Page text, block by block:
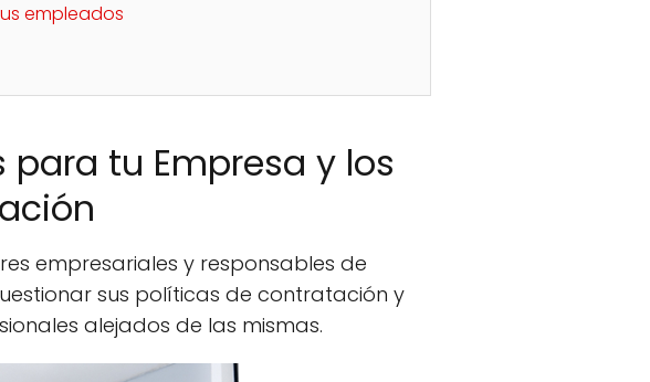
empleados
para tu Empresa y los
empresariales y responsables de
sus políticas de contratación y
alejados de las mismas.